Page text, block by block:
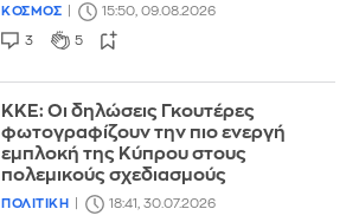
ΚΟΣΜΟΣ 15:50, 09.08.2026
3 5
ΚΚΕ: Οι δηλώσεις Γκουτέρες
φωτογραφίζουν την πιο ενεργή
εμπλοκή της Κύπρου στους
πολεμικούς σχεδιασμούς
ΠΟΛΙΤΙΚΗ 18:41, 30.07.2026